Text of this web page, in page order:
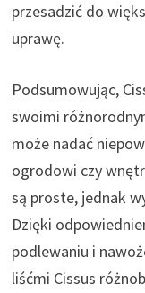
przesadzić do
uprawę.
Podsumowując,
swoimi
może nadać
ogrodowi czy
są proste, jednak
Dzięki
podlewaniu i
liśćmi Cissus